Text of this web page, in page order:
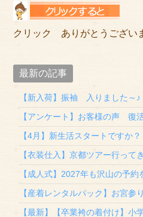
クリック ありがとうござい
最新の記事
【新入荷】振袖 入りました～♪
【アンケート】お客様の声 復
【4月】新生活スタートですか？
【衣装仕入】京都ツアー行って
【成人式】2027年も沢山の予約
【産着レンタルパック】お宮
【最新】【卒業袴の着付け】